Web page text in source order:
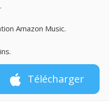
Amazon Music.
Télécharger